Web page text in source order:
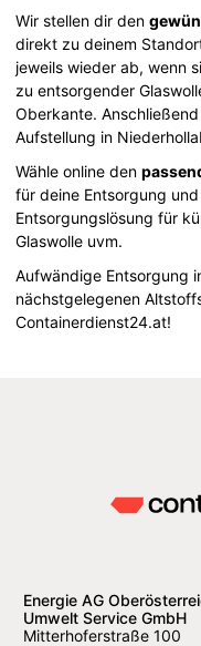
Wir stellen dir den
direkt zu deinem
jeweils wieder ab, wenn
zu entsorgender
Oberkante.
Aufstellung in
Wähle online den
für deine Entsorgung
Entsorgungslösung für
Glaswolle uvm.
Aufwändige Entsorgung
nächstgelegenen
Containerdienst24.at!
Energie AG
Umwelt Service GmbH
Mitterhoferstraße 100